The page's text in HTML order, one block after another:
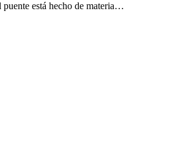
puente está hecho de materia…